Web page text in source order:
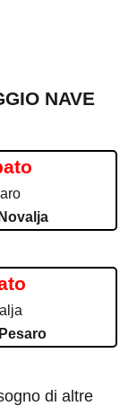
NAVE
Novalja
Pesaro
di altre